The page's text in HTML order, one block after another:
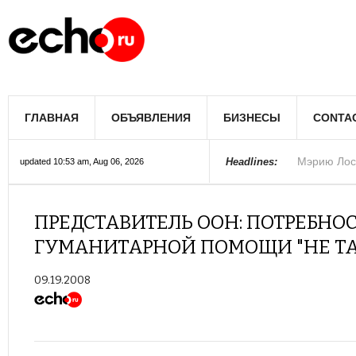
ГЛАВНАЯ ОБЪЯВЛЕНИЯ БИЗНЕСЫ
updated 10:53 am, Aug 06, 2026 Headlines:
Мэрию
Более 300
В округе
Фермеры
В Лас-
Раскрыты
Ариана
Стало
В Госдуме
ПРЕДСТАВИТЕЛЬ ООН:
ГУМАНИТАРНОЙ ПОМОЩИ "НЕ
09.19.2008